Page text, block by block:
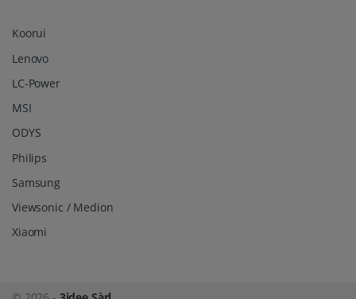
Koorui
Lenovo
LC-Power
MSI
ODYS
Philips
Samsung
Viewsonic / Medion
Xiaomi